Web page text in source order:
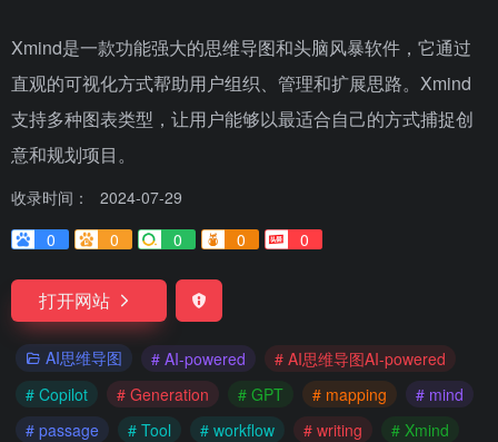
Xmind是一款功能强大的思维导图和头脑风暴软件，它通过
直观的可视化方式帮助用户组织、管理和扩展思路。Xmind
支持多种图表类型，让用户能够以最适合自己的方式捕捉创
意和规划项目。
收录时间：
2024-07-29
0
0 0 0 0
打开网站
AI思维导图 # AI-powered
# AI思维导图AI-powered
# Copilot
# Generation # GPT # mapping
# mind
# passage
# Tool # workflow # writing
# Xmind